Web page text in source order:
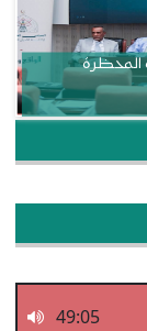
المحظرة
49:05